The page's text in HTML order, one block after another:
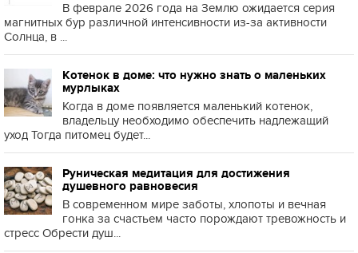
В феврале 2026 года на Землю ожидается серия
магнитных бур различной интенсивности из-за активности
Солнца, в ...
Котенок в доме: что нужно знать о маленьких
мурлыках
Когда в доме появляется маленький котенок,
владельцу необходимо обеспечить надлежащий
уход Тогда питомец будет...
Руническая медитация для достижения
душевного равновесия
В современном мире заботы, хлопоты и вечная
гонка за счастьем часто порождают тревожность и
стресс Обрести душ...